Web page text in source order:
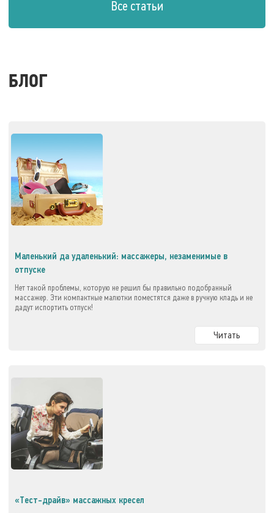
Все статьи
БЛОГ
Маленький да удаленький: массажеры, незаменимые в
отпуске
Нет такой проблемы, которую не решил бы правильно подобранный
массажер. Эти компактные малютки поместятся даже в ручную кладь и не
дадут испортить отпуск!
Читать
«Тест-драйв» массажных кресел